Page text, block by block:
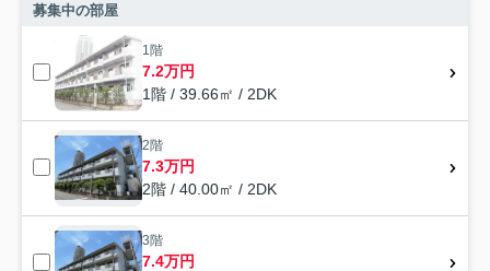
募集中の部屋
1階
7.2万円
1階 / 39.66㎡ / 2DK
2階
7.3万円
2階 / 40.00㎡ / 2DK
3階
7.4万円